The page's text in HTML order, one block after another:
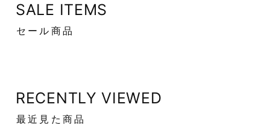
SALE ITEMS
セール商品
RECENTLY VIEWED
最近見た商品